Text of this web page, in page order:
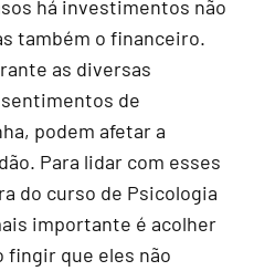
há investimentos não
também o financeiro.
as diversas
de
podem afetar a
Para lidar com esses
do curso de Psicologia
importante é acolher
fingir que eles não